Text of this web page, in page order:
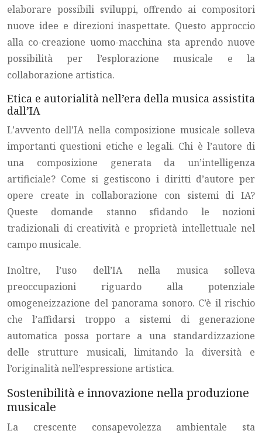
elaborare possibili sviluppi, offrendo ai compositori
nuove idee e direzioni inaspettate. Questo approccio
alla co-creazione uomo-macchina sta aprendo nuove
possibilità per l’esplorazione musicale e la
collaborazione artistica.
Etica e autorialità nell’era della musica assistita
dall’IA
L’avvento dell’IA nella composizione musicale solleva
importanti questioni etiche e legali. Chi è l’autore di
una composizione generata da un’intelligenza
artificiale? Come si gestiscono i diritti d’autore per
opere create in collaborazione con sistemi di IA?
Queste domande stanno sfidando le nozioni
tradizionali di creatività e proprietà intellettuale nel
campo musicale.
Inoltre, l’uso dell’IA nella musica solleva
preoccupazioni riguardo alla potenziale
omogeneizzazione del panorama sonoro. C’è il rischio
che l’affidarsi troppo a sistemi di generazione
automatica possa portare a una standardizzazione
delle strutture musicali, limitando la diversità e
l’originalità nell’espressione artistica.
Sostenibilità e innovazione nella produzione
musicale
La crescente consapevolezza ambientale sta